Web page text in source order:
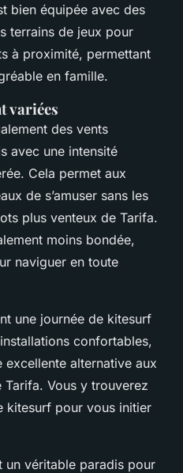
bien équipée avec des
terrains de jeux pour
à proximité, permettant
en famille.
variées
des vents
avec une intensité
Cela permet aux
de s’amuser sans les
plus venteux de Tarifa.
moins bondée,
naviguer en toute
une journée de kitesurf
confortables,
excellente alternative aux
Vous y trouverez
kitesurf pour vous initier
un véritable paradis pour